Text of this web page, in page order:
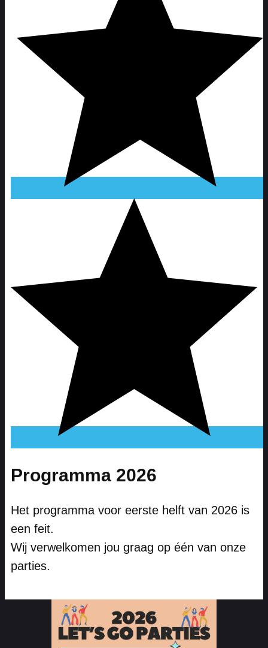
Programma 2026
Het programma voor eerste helft van 2026 is
een feit.
Wij verwelkomen jou graag op één van onze
parties.